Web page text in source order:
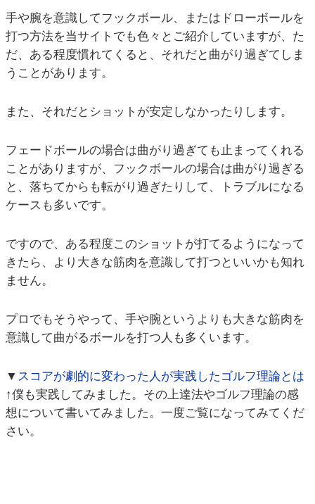
手や腕を意識してフックボール、またはドローボールを
打つ方法を当サイトでも色々とご紹介していますが、た
だ、ある程度慣れてくると、それだと曲がり過ぎてしま
うことがあります。
また、それだとショットが安定しなかったりします。
フェードボールの場合は曲がり過ぎても止まってくれる
ことがありますが、フックボールの場合は曲がり過ぎる
と、落ちてからも転がり過ぎたりして、トラブルになる
ケースも多いです。
ですので、ある程度このショットが打てるようになって
きたら、より大きな筋肉を意識して打つといいかも知れ
ません。
プロでもそうやって、手や腕というよりも大きな筋肉を
意識して曲がるボールを打つ人も多くいます。
▼ スコアが劇的に変わった人が実践したゴルフ理論とは
↑僕も実践してみました。その上達法やゴルフ理論の感
想について書いてみました。一度ご覧になってみてくだ
さい。